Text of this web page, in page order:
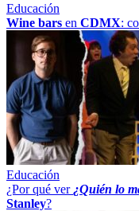
Educación
Wine bars en CDMX:
Educación
¿Por qué ver ¿Quién lo
Stanley?